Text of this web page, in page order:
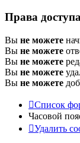
Права доступа
Вы не можете
Вы не можете
Вы не можете
Вы не можете
Вы не можете
Список
Часовой
Удалить